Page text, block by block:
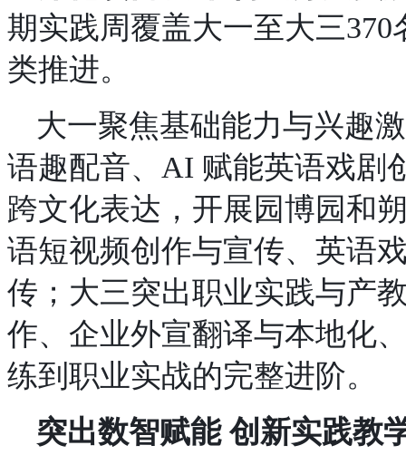
期实践周覆盖大一至大三
类推进。
大一聚焦基础能力与兴趣
语趣配音、AI 赋能英语戏剧
跨文化表达 ，开展园博园和
语短视频创作与宣传、英语
传； 大三突出职业实践与产
作、企业外宣翻译与本地化
练到职业实战的完整进阶。
突出数智赋能 创新实践教